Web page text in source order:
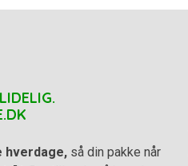
hverdage, så din pakke når